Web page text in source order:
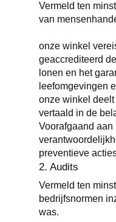
Vermeld ten
van
onze winkel
geaccrediteerd
lonen en het
leefomgevingen
onze winkel
vertaald in de
Voorafgaand
preventieve
2. Audits
Vermeld ten
bedrijfsnormen
was.